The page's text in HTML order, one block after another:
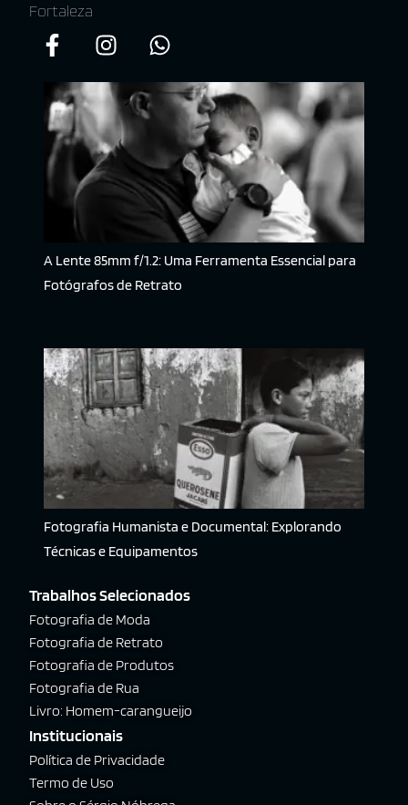
Fortaleza
A Lente 85mm f/1.2: Uma Ferramenta Essencial para
Fotógrafos de Retrato
Fotografia Humanista e Documental: Explorando
Técnicas e Equipamentos
Trabalhos Selecionados
Fotografia de Moda
Fotografia de Retrato
Fotografia de Produtos
Fotografia de Rua
Livro: Homem-carangueijo
Institucionais
Política de Privacidade
Termo de Uso